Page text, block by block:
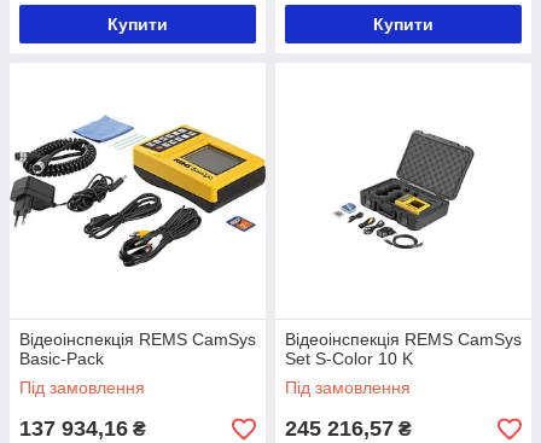
Купити Купити
Відеоінспекція REMS CamSys
Basic-Pack
Під замовлення
137 934,16 ₴
Відеоінспекція REMS CamSys
Set S-Color 10 K
Під замовлення
245 216,57 ₴